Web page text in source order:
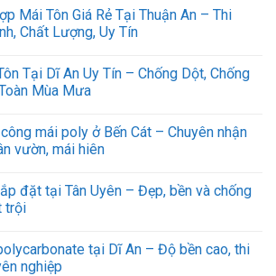
Mái Tôn Giá Rẻ Tại Thuận An – Thi
Chất Lượng, Uy Tín
Tại Dĩ An Uy Tín – Chống Dột, Chống
Mùa Mưa
mái poly ở Bến Cát – Chuyên nhận
vườn, mái hiên
đặt tại Tân Uyên – Đẹp, bền và chống
trội
tại Dĩ An – Độ bền cao, thi
nghiệp